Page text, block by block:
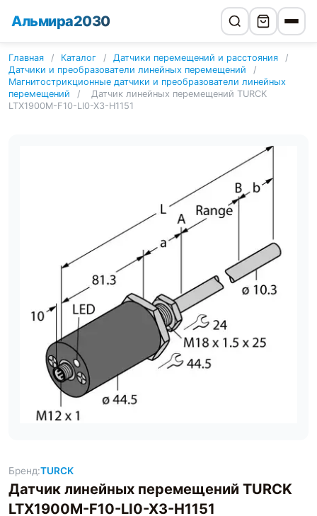
Альмира2030
Главная / Каталог / Датчики перемещений и расстояния
/
Датчики и преобразователи линейных перемещений
/
Магнитострикционные датчики и преобразователи линейных
перемещений
/
Датчик линейных перемещений TURCK
LTX1900M-F10-LI0-X3-H1151
Бренд:TURCK
Датчик линейных перемещений TURCK
LTX1900M-F10-LI0-X3-H1151